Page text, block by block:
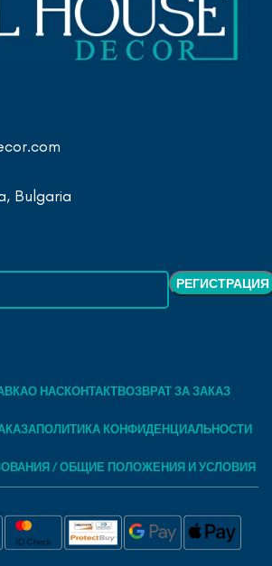
Bulgaria
О НАСКОНТАКТВОЗВРАТ ЗА ЗАКАЗ
ПОЛИТИКА КОНФИДЕНЦИАЛЬНОСТИ
/ ОБЩИЕ ПОЛОЖЕНИЯ И УСЛОВИЯ